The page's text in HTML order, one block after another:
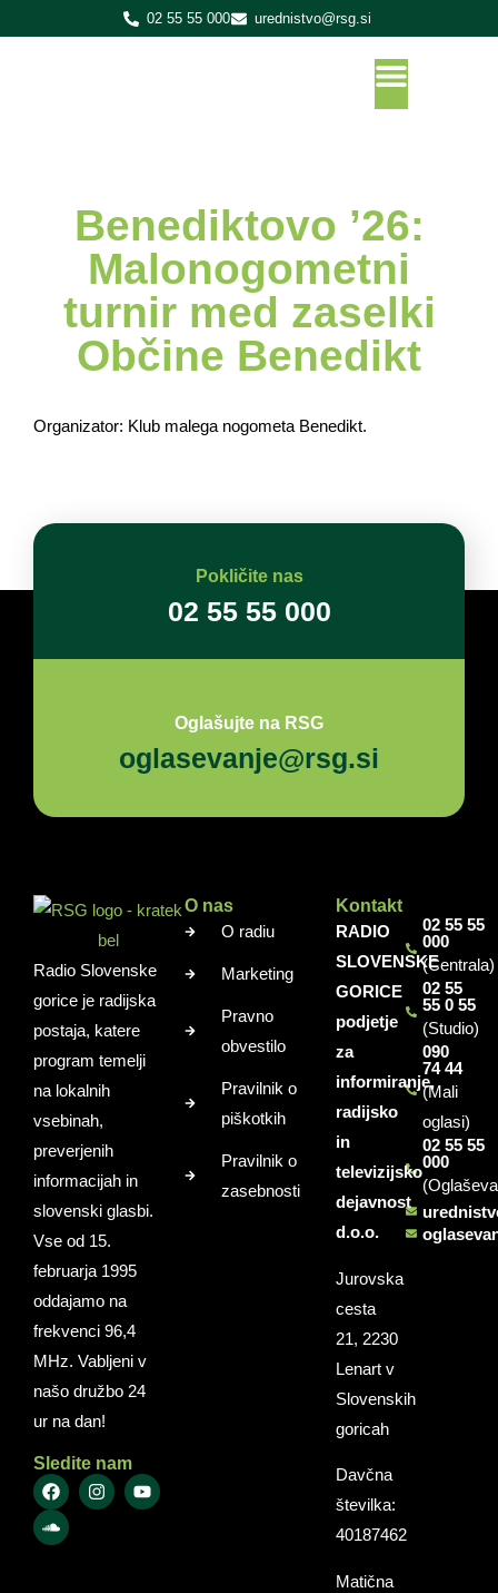
02 55 55 000 urednistvo@rsg.si
Benediktovo ’26:
Malonogometni
turnir med zaselki
Občine Benedikt
Organizator: Klub malega nogometa Benedikt.
Pokličite nas
02 55 55 000
Oglašujte na RSG
oglasevanje@rsg.si
Radio Slovenske
gorice je radijska
postaja, katere
program temelji
na lokalnih
vsebinah,
preverjenih
informacijah in
slovenski glasbi.
Vse od 15.
februarja 1995
oddajamo na
frekvenci 96,4
MHz. Vabljeni v
našo družbo 24
ur na dan!
Sledite nam
O nas
O radiu
Marketing
Pravno
obvestilo
Pravilnik o
piškotkih
Pravilnik o
zasebnosti
Kontakt
RADIO
SLOVENSKE
GORICE
podjetje
za
informiranje,
radijsko
in
televizijsko
dejavnost
d.o.o.
Jurovska
cesta
21, 2230
Lenart v
Slovenskih
goricah
Davčna
številka:
40187462
Matična
02 55 55
000
(Centrala)
02 55
55 0 55
(Studio)
090
74 44
(Mali
oglasi)
02 55 55
000